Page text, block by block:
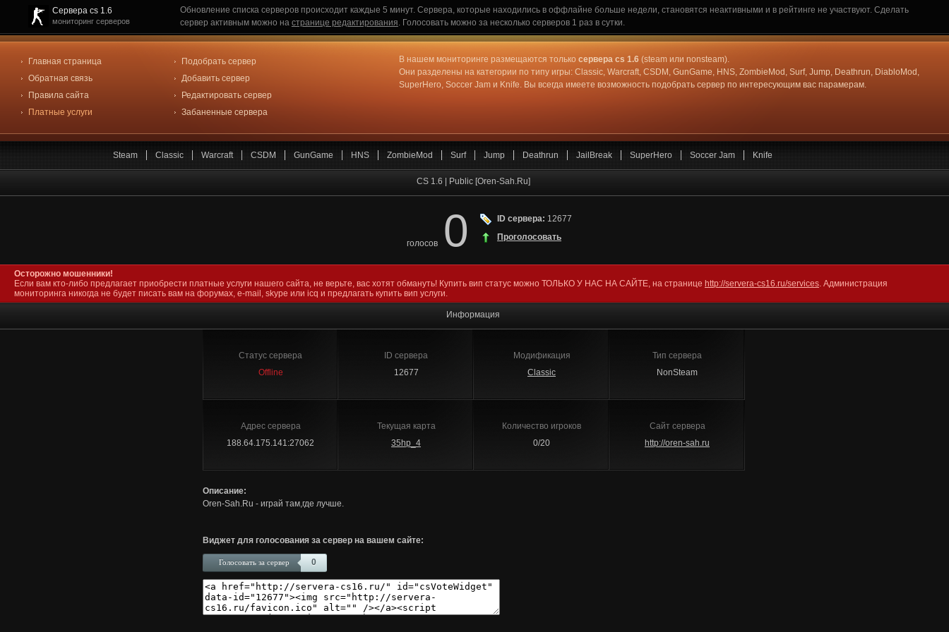
Сервера cs 1.6
мониторинг серверов
Обновление списка серверов происходит каждые 5 минут. Сервера, которые находились в оффлайне больше недели, становятся неактивными и в рейтинге не участвуют. Сделать
сервер активным можно на странице редактирования. Голосовать можно за несколько серверов 1 раз в сутки.
Главная страница
Обратная связь
Правила сайта
Платные услуги
Подобрать сервер
Добавить сервер
Редактировать сервер
Забаненные сервера
В нашем мониторинге размещаются только сервера cs 1.6(steam или nonsteam).
Они разделены на категории по типу игры: Classic, Warcraft, CSDM, GunGame, HNS, ZombieMod, Surf, Jump, Deathrun, DiabloMod,
SuperHero, Soccer Jam и Knife. Вы всегда имеете возможность подобрать сервер по интересующим вас парамерам.
Steam Classic Warcraft CSDM GunGame HNS ZombieMod Surf Jump Deathrun JailBreak SuperHero Soccer Jam Knife
CS 1.6 | Public [Oren-Sah.Ru]
голосов 0 ID сервера: 12677
Проголосовать
Осторожно мошенники!
Если вам кто-либо предлагает приобрести платные услуги нашего сайта, не верьте, вас хотят обмануть! Купить вип статус можно ТОЛЬКО У НАС НА САЙТЕ, на странице http://servera-cs16.ru/services. Администрация
мониторинга никогда не будет писать вам на форумах, e-mail, skype или icq и предлагать купить вип услуги.
Информация
Статус сервера
Offline
ID сервера
12677
Модификация
Classic
Тип сервера
NonSteam
Адрес сервера
188.64.175.141:27062
Текущая карта
35hp_4
Количество игроков
0/20
Сайт сервера
http://oren-sah.ru
Описание:
Oren-Sah.Ru - играй там,где лучше.
Виджет для голосования за сервер на вашем сайте:
0
Голосовать за сервер